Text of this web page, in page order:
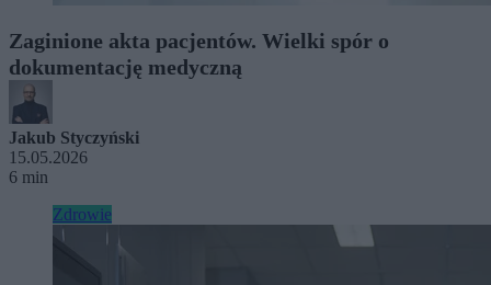
Zaginione akta pacjentów. Wielki spór o
dokumentację medyczną
Jakub Styczyński
15.05.2026
6 min
Zdrowie